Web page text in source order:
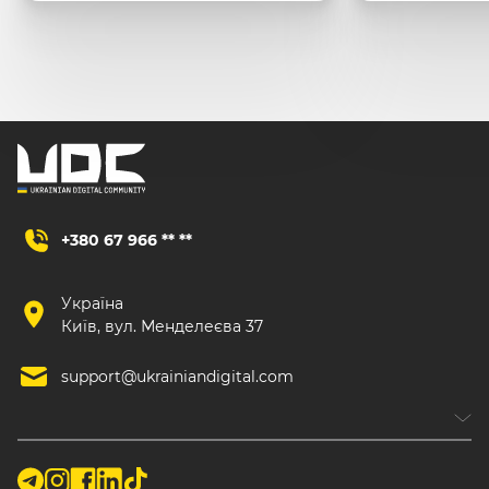
+380 67 966 ** **
Україна
Київ, вул. Менделеєва 37
support@ukrainiandigital.com